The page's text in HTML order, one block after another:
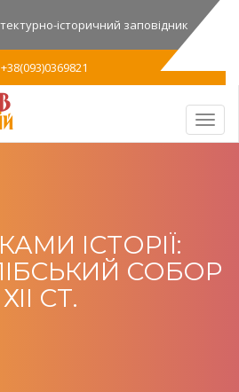
історичний заповідник
+38(093)0369821
ІСТОРІЇ:
СОБОР
ХІІ СТ.